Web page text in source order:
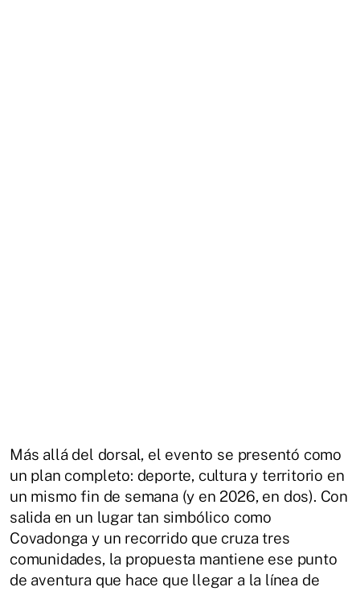
Más allá del dorsal, el evento se presentó como
un plan completo: deporte, cultura y territorio en
un mismo fin de semana (y en 2026, en dos). Con
salida en un lugar tan simbólico como
Covadonga y un recorrido que cruza tres
comunidades, la propuesta mantiene ese punto
de aventura que hace que llegar a la línea de